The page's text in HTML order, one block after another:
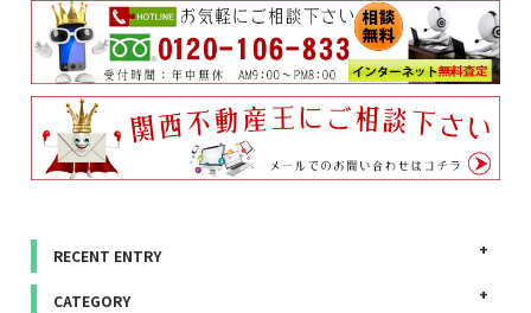
RECENT ENTRY
CATEGORY